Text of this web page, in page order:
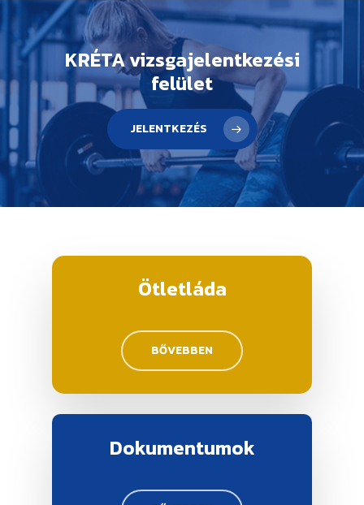
KRÉTA vizsgajelentkezési
felület
JELENTKEZÉS
Ötletláda
BŐVEBBEN
Dokumentumok